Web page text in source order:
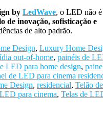
by LedWave, o LED não é
de inovação, sofisticação e
de alto padrão.
Design, Luxury Home
out-of-home, painéis de
LED para home design,
de LED para cinema
Design, residencial, Telão
para cinema, Telas de